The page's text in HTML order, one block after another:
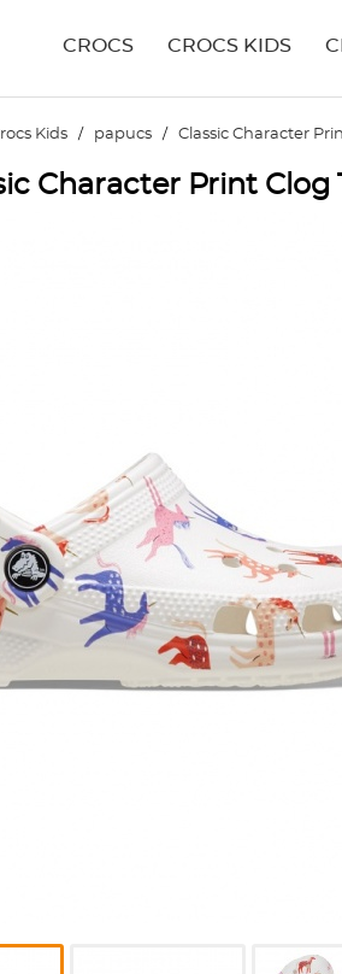
CROCS CROCS KIDS
Kids / papucs / Classic Character
Character Print Clog